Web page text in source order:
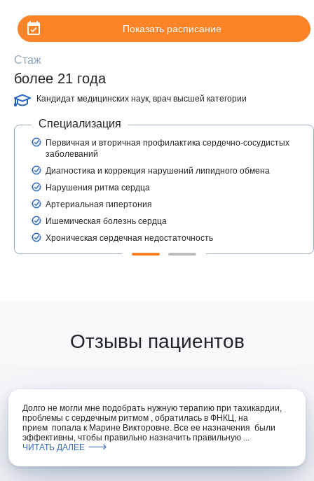
Показать расписание
Стаж
более 21 годa
Кандидат медицинских наук, врач высшей категории
Специализация
Первичная и вторичная профилактика сердечно-сосудистых
заболеваний
Диагностика и коррекция нарушений липидного обмена
Нарушения ритма сердца
Артериальная гипертония
Ишемическая болезнь сердца
Хроническая сердечная недостаточность
Отзывы пациентов
Долго не могли мне подобрать нужную терапию при тахикардии,
проблемы с сердечным ритмом , обратилась в ФНКЦ, на
прием попала к Марине Викторовне. Все ее назначения были
эффективны, чтобы правильно назначить правильную ...
ЧИТАТЬ ДАЛЕЕ